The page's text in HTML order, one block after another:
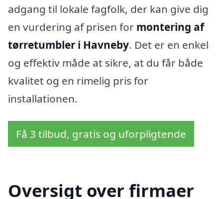
adgang til lokale fagfolk, der kan give dig
en vurdering af prisen for montering af
tørretumbler i Havneby. Det er en enkel
og effektiv måde at sikre, at du får både
kvalitet og en rimelig pris for
installationen.
Få 3 tilbud, gratis og uforpligtende
Oversigt over firmaer